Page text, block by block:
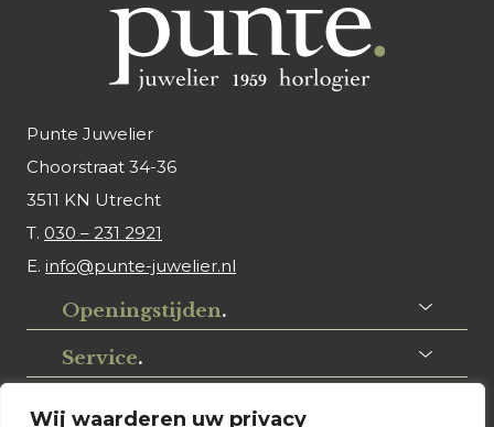
Wij waarderen uw privacy
Punte Juwelier
Choorstraat 34-36
3511 KN Utrecht
T. 030 – 231 2921
E. info@punte-juwelier.nl
Openingstijden.
Service.
Volg ons